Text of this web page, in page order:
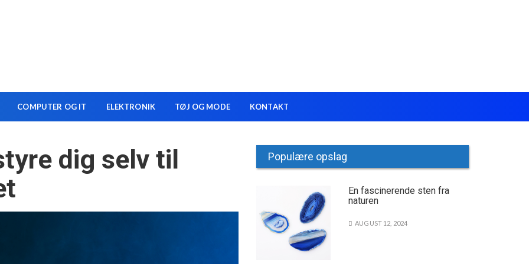
COMPUTER OG IT ELEKTRONIK TØJ OG MODE KONTAKT
dig selv til
Populære opslag
En fascinerende sten fra
naturen
AUGUST 12, 2024